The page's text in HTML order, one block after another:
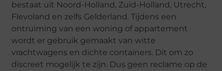
bestaat uit Noord-Holland, Zuid-Holland, Utrecht,
Flevoland en zelfs Gelderland. Tijdens een
ontruiming van een woning of appartement
wordt er gebruik gemaakt van witte
vrachtwagens en dichte containers. Dit om zo
discreet mogelijk te zijn. Dus geen reclame op de